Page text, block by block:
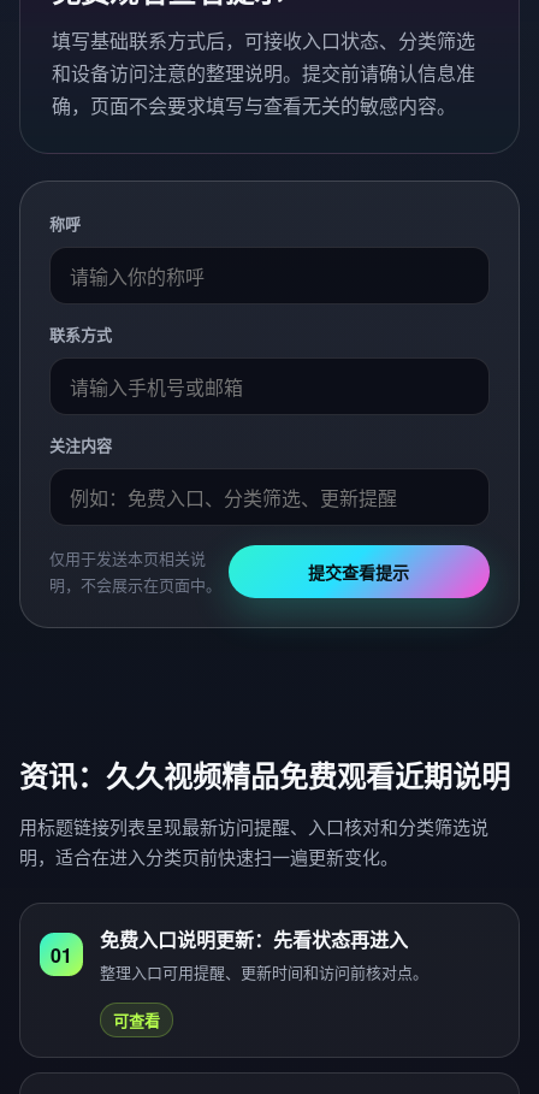
填写基础联系方式后，可接收入口状态、分类筛选
和设备访问注意的整理说明。提交前请确认信息准
确，页面不会要求填写与查看无关的敏感内容。
称呼
联系方式
关注内容
仅用于发送本页相关说
明，不会展示在页面中。
提交查看提示
资讯：久久视频精品免费观看近期说明
用标题链接列表呈现最新访问提醒、入口核对和分类筛选说
明，适合在进入分类页前快速扫一遍更新变化。
01
免费入口说明更新：先看状态再进入
整理入口可用提醒、更新时间和访问前核对点。
可查看